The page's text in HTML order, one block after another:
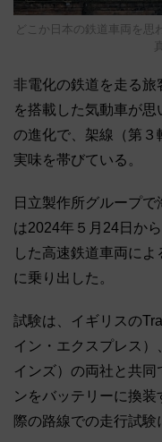
どこか日本の鉄道車両を思
非電化の鉄道を走る
を搭載した気動車が思
の進化で、架線（第３
実味を帯びている。
日立製作所グループ
は2024年５月24日か
した高速鉄道車両に
に乗り出した。
試験は、イギリスの
イン・エクスプレス
インズ）の両社と共
ンをバッテリーに換
際の路線での走行試験